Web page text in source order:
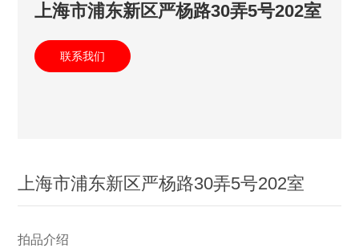
上海市浦东新区严杨路30弄5号202室
联系我们
上海市浦东新区严杨路30弄5号202室
拍品介绍